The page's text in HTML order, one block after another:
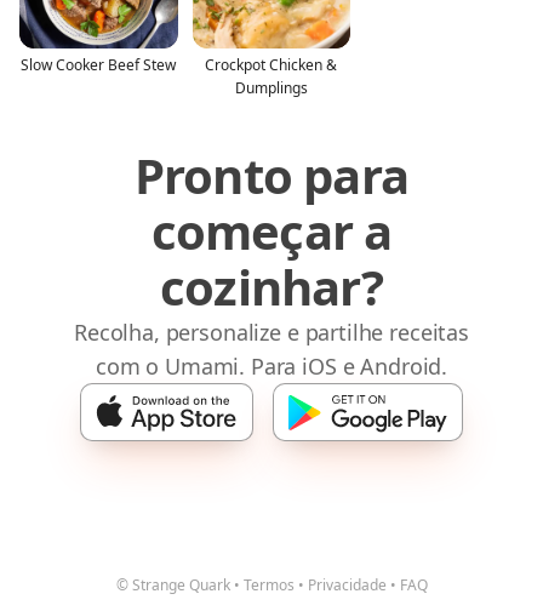
Slow Cooker Beef Stew
Crockpot Chicken &
Dumplings
Pronto para
começar a
cozinhar?
Recolha, personalize e partilhe receitas
com o Umami. Para iOS e Android.
© Strange Quark • Termos • Privacidade • FAQ